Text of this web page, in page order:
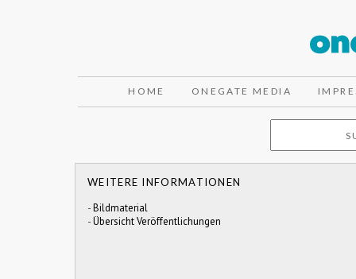
HOME ONEGATE MEDIA
WEITERE INFORMATIONEN
-Bildmaterial
-Übersicht Veröffentlichungen